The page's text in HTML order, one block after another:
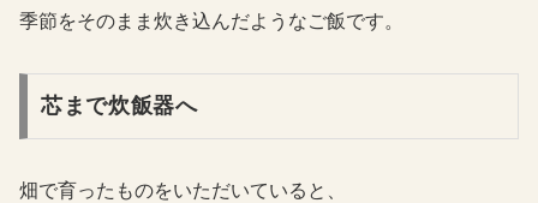
季節をそのまま炊き込んだようなご飯です。
芯まで炊飯器へ
畑で育ったものをいただいていると、